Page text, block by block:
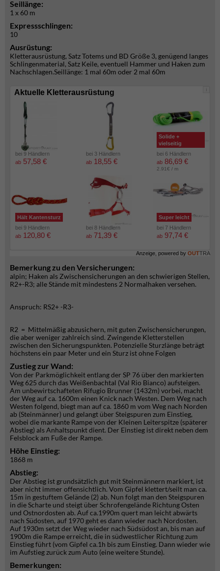
Seillänge:
1 x 60 m
Expressschlingen:
10
Ausrüstung:
Kletterausrüstung, Satz Totems und BD Größe 3, genügend langes
Schlingenmaterial, Satz Keile, eventuell Hammer und Haken zum
Nachschlagen.Seillänge: 1 mal 60m oder 2 mal 60m
i
Aktuelle Kletterausrüstung
bei 9 Händlern
ab 57,58 €
bei 3 Händlern
ab 18,55 €
Solide +
vielseitig
bei 6 Händlern
ab 86,69 €
2.91€ / m
Hält Kantensturz
bei 9 Händlern
ab 120,80 €
bei 8 Händlern
ab 71,39 €
Super leicht
bei 7 Händlern
ab 97,74 €
Anzeige, powered by OUTTRA
Bemerkung zu den Versicherungen:
alpin; Haken als Zwischensicherungen an den schwierigen Stellen,
R2+-R3; alle Stände mit mindestens 2 Normalhaken versehen.
Anspruch: RS2+ -R3-
R2 = Mittelmäßig abzusichern, mit guten Zwischensicherungen,
die aber weniger zahlreich sind. Zwingende Kletterstellen
zwischen den Sicherungspunkten. Potenzielle Sturzlänge beträgt
höchstens ein paar Meter und ein Sturz ist ohne Folgen
Zustieg zur Wand:
Von der Parkmöglichkeit entlang der SP 76 über den markierten
Weg 625 durch das Weißenbachtal (Val Rio Bianco) aufsteigen.
Am unbewirtschafteten Rifugio Brunner (1432m) vorbei, macht
der Weg auf ca. 1600m einen Knick nach Westen. Dem Weg nach
Westen folgend, biegt man auf ca. 1860 m vom Weg nach Norden
ab (Steinmänner) und gelangt über Steigspuren zum Einstieg,
wobei die markante Rampe von der Kleinen Leiterspitze (späterer
Abstieg) als Anhaltspunkt dient. Der Einstieg ist direkt neben dem
Felsblock am Fuße der Rampe.
Höhe Einstieg:
1868 m
Abstieg:
Der Abstieg ist grundsätzlich gut mit Steinmännern markiert, ist
aber nicht immer offensichtlich. Vom Gipfel klettert/seilt man ca.
15m in gestuftem Gelände (2) ab. Nun folgt man den Steigspuren
in die Scharte und steigt über Schrofengelände Richtung Osten
und Ostnordosten ab. Auf ca.1990m quert man leicht abwärts
nach Südosten, auf 1970 geht es dann wieder nach Nordosten.
Auf 1930m setzt der Weg wieder nach Südsüdost an, bis man auf
1900m die Rampe erreicht, die in südwestlicher Richtung zum
Einstieg führt (vom Gipfel ca.1h bis zum Einstieg. Dann wieder wie
im Aufstieg zurück zum Auto (eine weitere Stunde).
Bemerkungen: